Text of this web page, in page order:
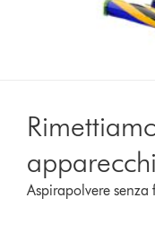
Aspirapolvere